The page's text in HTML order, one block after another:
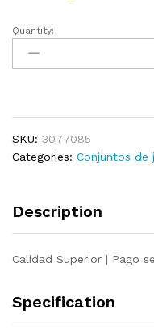
Juego
muebles
pzas
y
pino
Quantity:
SKU: 3077085
Categories: Conjuntos de
Description
Calidad Superior | Pago
Specification